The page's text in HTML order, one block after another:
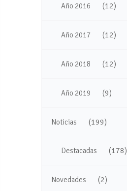
Año 2016 (12)
Año 2017 (12)
Año 2018 (12)
Año 2019 (9)
Noticias (199)
Destacadas (178)
Novedades (2)